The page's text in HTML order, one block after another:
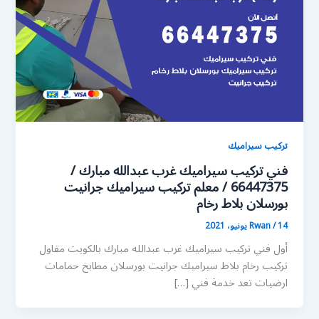
تركيب سيراميك
فني تركيب سيراميك غرب عبدالله مبارك /
66447375 / معلم تركيب سيراميك جرانيت
بورسلان بلاط رخام
Rwan/14 يونيو، 2021
أول فني تركيب سيراميك غرب عبدالله مبارك بالكويت مقاول
تركيب رخام بلاط سيراميك جرانيت بورسلان مطابخ حمامات
ارضيات تعد خدمة فني […]